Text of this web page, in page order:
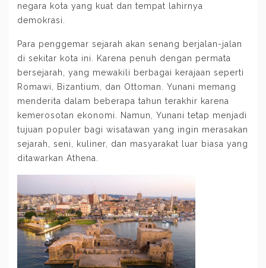
negara kota yang kuat dan tempat lahirnya
demokrasi.
Para penggemar sejarah akan senang berjalan-jalan
di sekitar kota ini. Karena penuh dengan permata
bersejarah, yang mewakili berbagai kerajaan seperti
Romawi, Bizantium, dan Ottoman. Yunani memang
menderita dalam beberapa tahun terakhir karena
kemerosotan ekonomi. Namun, Yunani tetap menjadi
tujuan populer bagi wisatawan yang ingin merasakan
sejarah, seni, kuliner, dan masyarakat luar biasa yang
ditawarkan Athena.